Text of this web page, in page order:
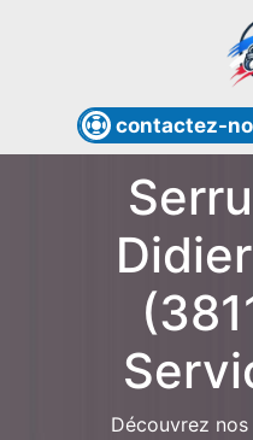
contactez-
Découvrez